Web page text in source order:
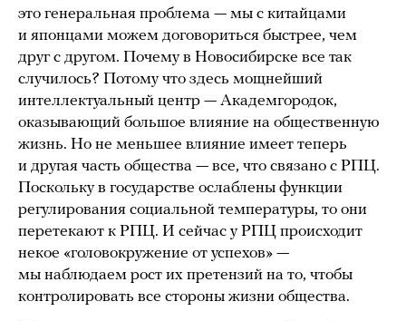
это генеральная проблема — мы с китайцами
и японцами можем договориться быстрее, чем
друг с другом. Почему в Новосибирске все так
случилось? Потому что здесь мощнейший
интеллектуальный центр — Академгородок,
оказывающий большое влияние на общественную
жизнь. Но не меньшее влияние имеет теперь
и другая часть общества — все, что связано с РПЦ.
Поскольку в государстве ослаблены функции
регулирования социальной температуры, то они
перетекают к РПЦ. И сейчас у РПЦ происходит
некое «головокружение от успехов» —
мы наблюдаем рост их претензий на то, чтобы
контролировать все стороны жизни общества.